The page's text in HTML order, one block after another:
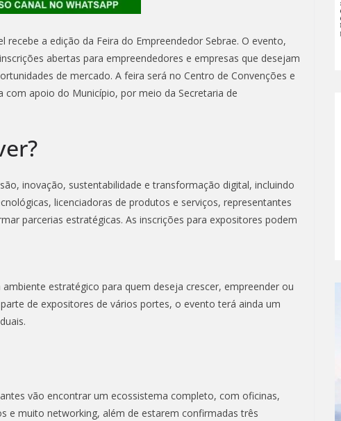
a edição da Feira do Empreendedor Sebrae. O evento,
abertas para empreendedores e empresas que desejam
de mercado. A feira será no Centro de Convenções e
apoio do Município, por meio da Secretaria de
inovação, sustentabilidade e transformação digital, incluindo
licenciadoras de produtos e serviços, representantes
parcerias estratégicas. As inscrições para expositores podem
estratégico para quem deseja crescer, empreender ou
de expositores de vários portes, o evento terá ainda um
vão encontrar um ecossistema completo, com oficinas,
e muito networking, além de estarem confirmadas três